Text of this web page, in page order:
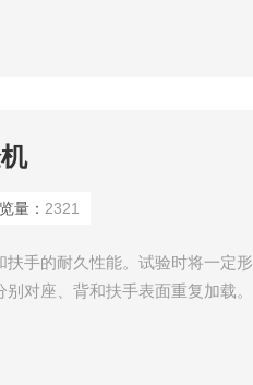
量： 2321
手的耐久性能。试验时将一定形
对座、背和扶手表面重复加载。